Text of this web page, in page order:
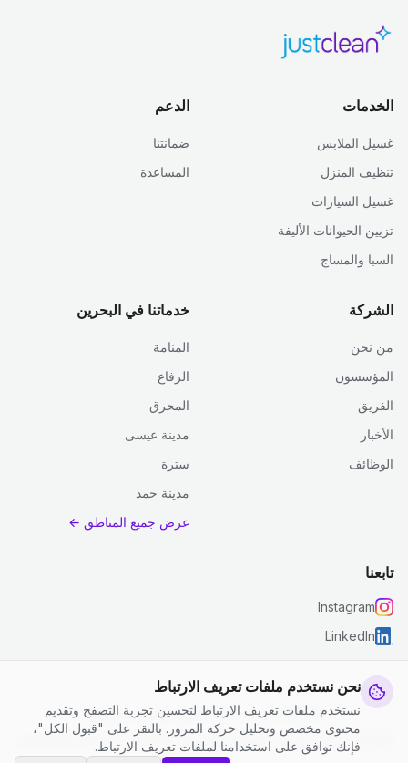
نحن نستخدم ملفات تعريف الارتباط
نستخدم ملفات تعريف الارتباط لتحسين تجربة التصفح وتقديم
محتوى مخصص وتحليل حركة المرور. بالنقر على "قبول الكل"،
فإنك توافق على استخدامنا لملفات تعريف الارتباط.
الخدمات
غسيل الملابس
تنظيف المنزل
غسيل السيارات
تزيين الحيوانات الأليفة
السبا والمساج
الدعم
ضمانتنا
المساعدة
الشركة
من نحن
المؤسسون
الفريق
الأخبار
الوظائف
خدماتنا في البحرين
المنامة
الرفاع
المحرق
مدينة عيسى
سترة
مدينة حمد
عرض جميع المناطق ←
تابعنا
Instagram
LinkedIn
© 2026 جست كلين. جميع الحقوق محفوظة.
سياسة الخصوصية
الشروط والأحكام | إعدادات ملفات تعريف الارتباط